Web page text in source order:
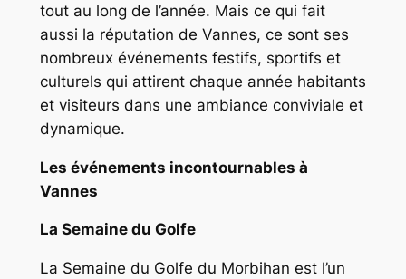
tout au long de l’année. Mais ce qui fait
aussi la réputation de Vannes, ce sont ses
nombreux événements festifs, sportifs et
culturels qui attirent chaque année habitants
et visiteurs dans une ambiance conviviale et
dynamique.
Les événements incontournables à
Vannes
La Semaine du Golfe
La Semaine du Golfe du Morbihan est l’un